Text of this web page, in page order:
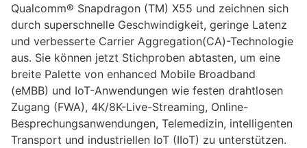
Qualcomm® Snapdragon (TM) X55 und zeichnen sich
durch superschnelle Geschwindigkeit, geringe Latenz
und verbesserte Carrier Aggregation(CA)-Technologie
aus. Sie können jetzt Stichproben abtasten, um eine
breite Palette von enhanced Mobile Broadband
(eMBB) und IoT-Anwendungen wie festen drahtlosen
Zugang (FWA), 4K/8K-Live-Streaming, Online-
Besprechungsanwendungen, Telemedizin, intelligenten
Transport und industriellen IoT (IIoT) zu unterstützen.